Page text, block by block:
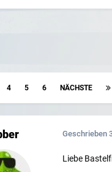
4 5 6 NÄCHSTE
Geschrieben
Liebe